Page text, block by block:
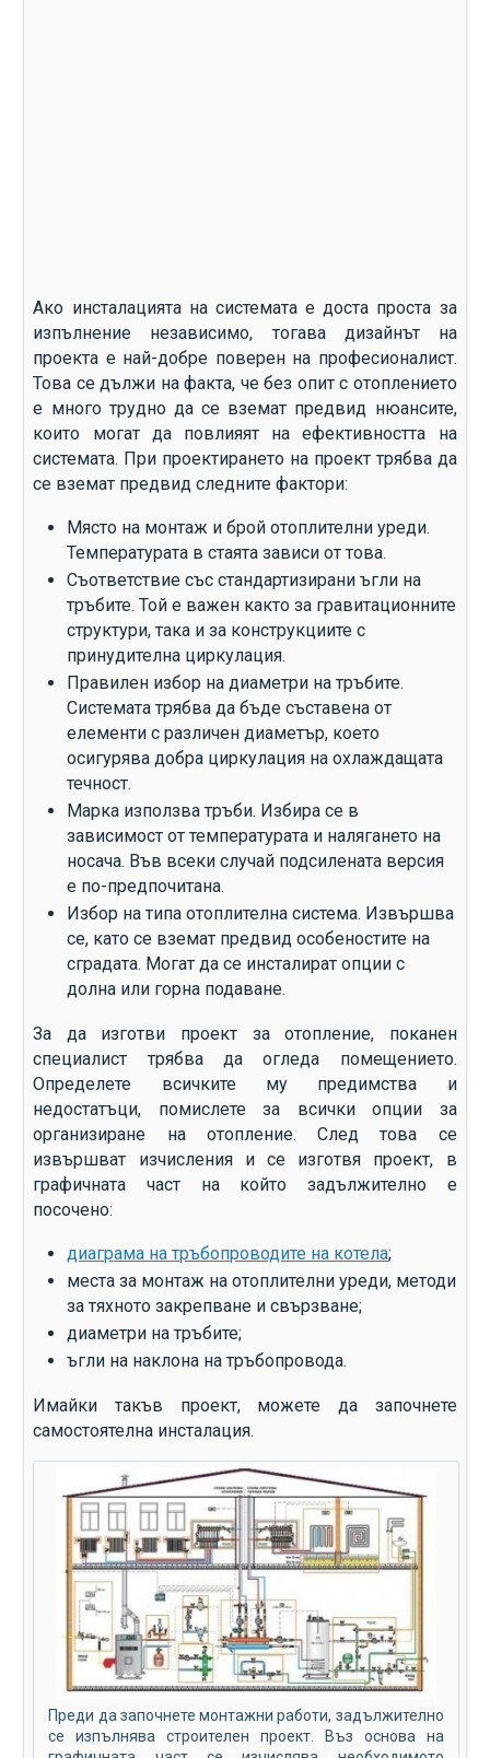
Ако инсталацията на системата е доста проста за
изпълнение независимо, тогава дизайнът на
проекта е най-добре поверен на професионалист.
Това се дължи на факта, че без опит с отоплението
е много трудно да се вземат предвид нюансите,
които могат да повлияят на ефективността на
системата. При проектирането на проект трябва да
се вземат предвид следните фактори:
Място на монтаж и брой отоплителни уреди.
Температурата в стаята зависи от това.
Съответствие със стандартизирани ъгли на
тръбите. Той е важен както за гравитационните
структури, така и за конструкциите с
принудителна циркулация.
Правилен избор на диаметри на тръбите.
Системата трябва да бъде съставена от
елементи с различен диаметър, което
осигурява добра циркулация на охлаждащата
течност.
Марка използва тръби. Избира се в
зависимост от температурата и налягането на
носача. Във всеки случай подсилената версия
е по-предпочитана.
Избор на типа отоплителна система. Извършва
се, като се вземат предвид особеностите на
сградата. Могат да се инсталират опции с
долна или горна подаване.
За да изготви проект за отопление, поканен
специалист трябва да огледа помещението.
Определете всичките му предимства и
недостатъци, помислете за всички опции за
организиране на отопление. След това се
извършват изчисления и се изготвя проект, в
графичната част на който задължително е
посочено:
диаграма на тръбопроводите на котела;
места за монтаж на отоплителни уреди, методи
за тяхното закрепване и свързване;
диаметри на тръбите;
ъгли на наклона на тръбопровода.
Имайки такъв проект, можете да започнете
самостоятелна инсталация.
Преди да започнете монтажни работи, задължително
се изпълнява строителен проект. Въз основа на